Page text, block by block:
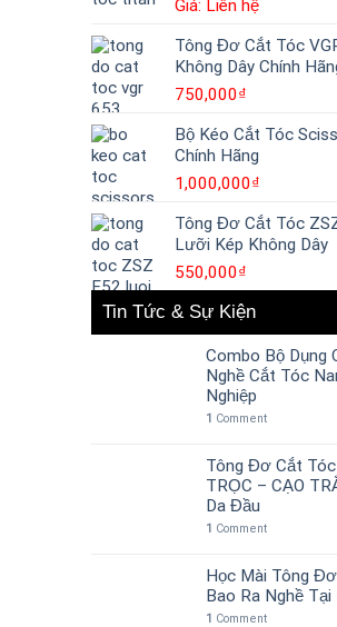
Giá: Liên hệ
Tông Đơ Cắt Tóc
Không Dây Chính
750,000₫
Bộ Kéo Cắt Tóc
Chính Hãng
1,000,000₫
Tông Đơ Cắt Tóc
Lưỡi Kép Không Dây
550,000₫
Tin Tức & Sự Kiện
Combo Bộ Dụng
Nghề Cắt Tóc
Nghiệp
1 Comment
Tông Đơ Cắt Tóc
TRỌC – CẠO
Da Đầu
1 Comment
Học Mài Tông
Bao Ra Nghề Tại
1 Comment